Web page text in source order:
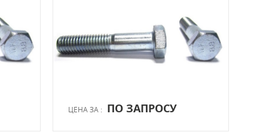
ЦЕНА ЗА : ПО ЗАПРОСУ